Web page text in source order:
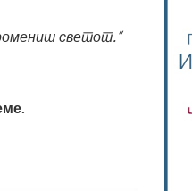
светот.”